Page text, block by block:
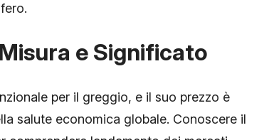
e Significato
per il greggio, e il suo prezzo è
salute economica globale. Conoscere il